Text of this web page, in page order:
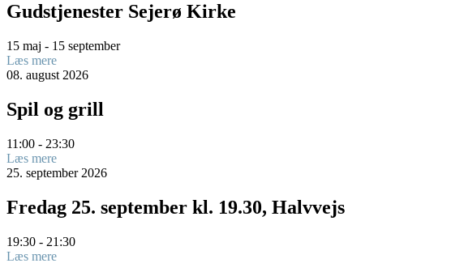
Gudstjenester Sejerø Kirke
15 maj - 15 september
Læs mere
08. august 2026
Spil og grill
11:00 - 23:30
Læs mere
25. september 2026
Fredag 25. september kl. 19.30, Halvvejs
19:30 - 21:30
Læs mere